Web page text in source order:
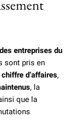
entreprises du
sont pris en
chiffre d’affaires,
, la
que la